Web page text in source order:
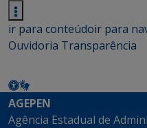
ir para conteúdoir para
Ouvidoria Transparência
AGEPEN
Agência Estadual de